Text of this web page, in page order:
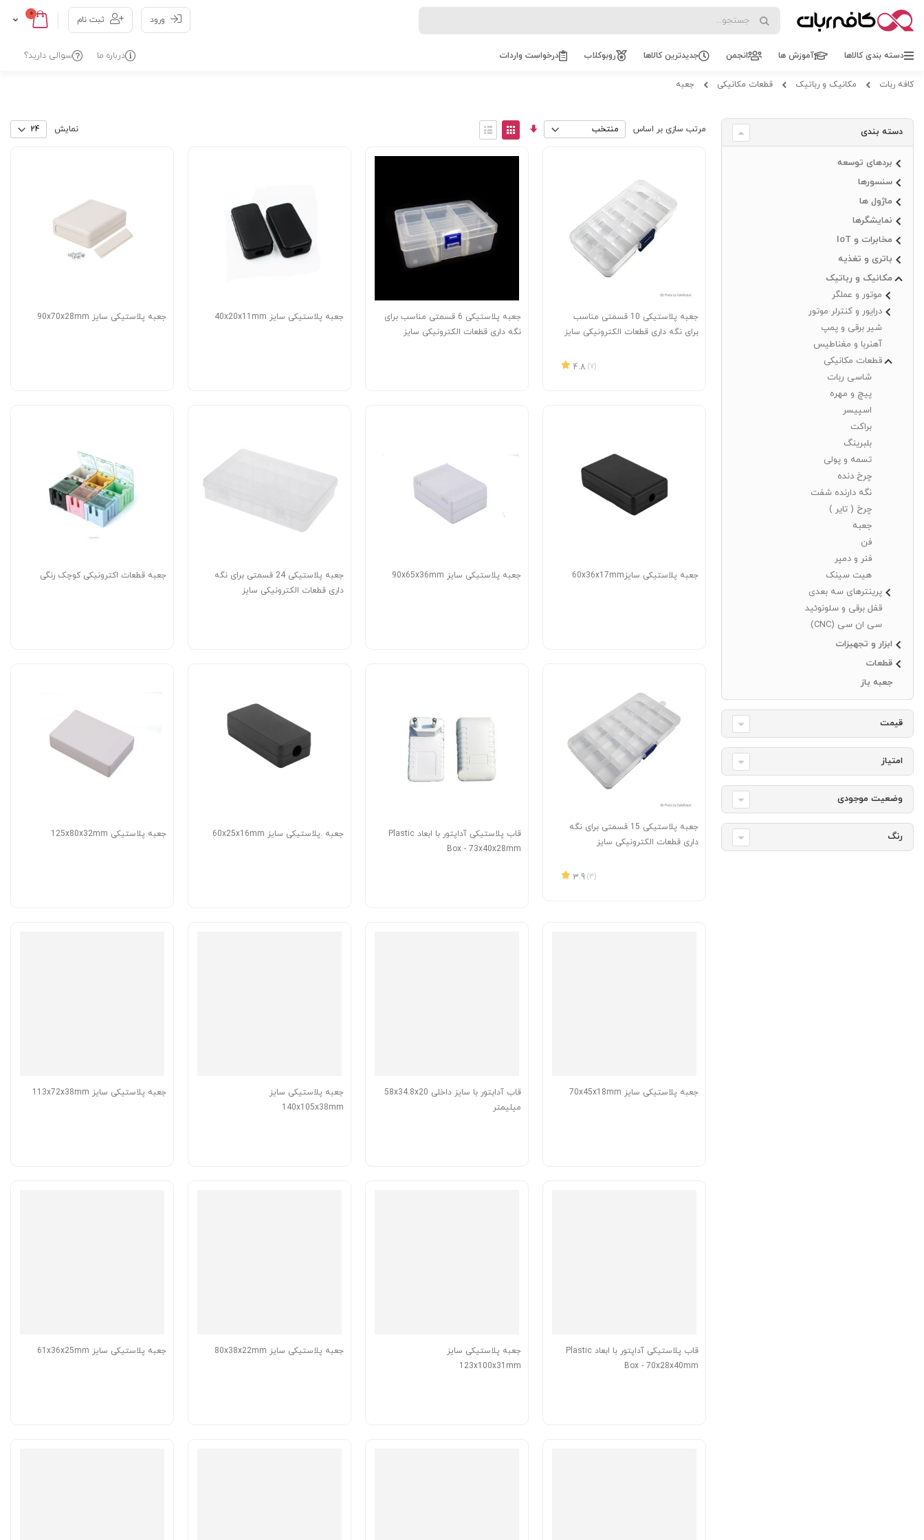
Cart0
Skip
to
ورود ثبت نام
دسته بندی کالاها آموزش ها انجمن جدیدترین کالاها روبوکلاب درخواست واردات سوالی دارید؟ درباره ما
کافه ربات مکانیک و رباتیک قطعات مکانیکی جعبه
مرتب سازی بر اساس
مرتب
سازی
View
as
نمایش
جعبه پلاستیکی 10 قسمتی مناسب
برای نگه داری قطعات الکترونیکی سایز
4.8
(7)
جعبه پلاستیکی 6 قسمتی مناسب برای
نگه داری قطعات الکترونیکی سایز
جعبه پلاستیکی سایز 40x20x11mm جعبه پلاستیکی سایز 90x70x28mm
جعبه پلاستیکی سایز60x36x17mm جعبه پلاستیکی سایز 90x65x36mm
جعبه پلاستیکی 24 قسمتی برای نگه
داری قطعات الکترونیکی سایز
جعبه قطعات اکترونیکی کوچک رنگی
جعبه پلاستیکی 15 قسمتی برای نگه
داری قطعات الکترونیکی سایز
3.9
(3)
قاب پلاستیکی آداپتور با ابعاد Plastic
Box - 73x40x28mm
جعبه .پلاستیکی سایز 60x25x16mm جعبه پلاستیکی 125x80x32mm
جعبه پلاستیکی سایز 70x45x18mm
قاب آدابتور با سایز داخلی 58x34.8x20
میلیمتر
جعبه پلاستیکی سایز
140x105x38mm
جعبه پلاستیکی سایز 113x72x38mm
قاب پلاستیکی آداپتور با ابعاد Plastic
Box - 70x28x40mm
جعبه پلاستیکی سایز
123x100x31mm
جعبه پلاستیکی سایز 80x38x22mm جعبه پلاستیکی سایز 61x36x25mm
دسته بندی
بردهای توسعه
سنسورها
ماژول ها
نمایشگرها
مخابرات و IoT
باتری و تغذیه
مکانیک و رباتیک
موتور و عملگر
درایور و کنترلر موتور
شیر برقی و پمپ
آهنربا و مغناطیس
قطعات مکانیکی
شاسی ربات
پیچ و مهره
اسپیسر
براکت
بلبرینگ
تسمه و پولی
چرخ دنده
نگه دارنده شفت
چرخ ( تایر )
جعبه
فن
فنر و دمپر
هیت سینک
پرینترهای سه بعدی
قفل برقی و سلونوئید
سی ان سی (CNC)
ابزار و تجهیزات
قطعات
جعبه باز
قیمت
امتیاز
وضعیت موجودی
رنگ